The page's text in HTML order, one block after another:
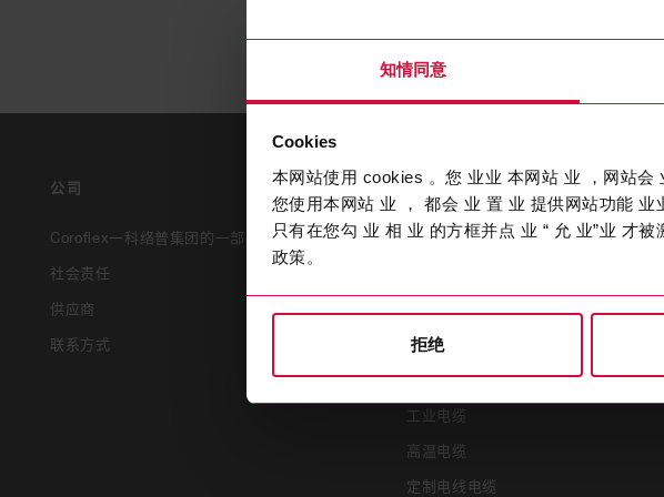
知情同意
Cookies
本网站使用 cookies 。您 业业 本网站 业 ，网站
您使用本网站 业 ， 都会 业 置 业 提供网站功能
只有在您勾 业 相 业 的方框并点 业 “ 允 业”业 才
政策。
拒绝
公司
Coroflex一科络普集团的一部分
社会责任
供应商
联系方式
产品
所有产品
车用充电电缆
设备连接电缆
工业电缆
高温电缆
定制电线电缆